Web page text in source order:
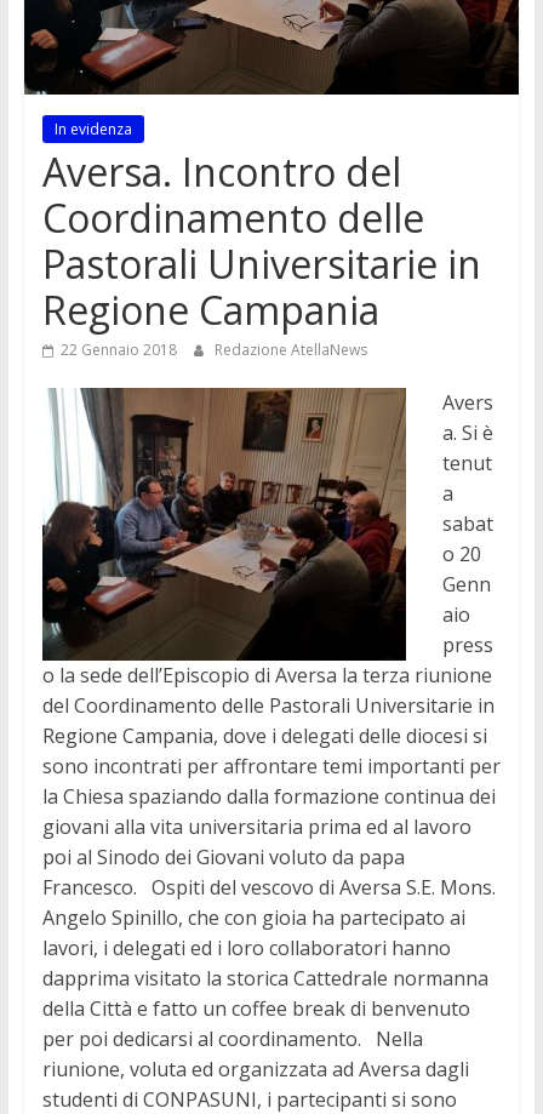
In evidenza
Aversa. Incontro del
Coordinamento delle
Pastorali Universitarie in
Regione Campania
22 Gennaio 2018 Redazione AtellaNews
Avers
a. Si è
tenut
a
sabat
o 20
Genn
aio
press
o la sede dell’Episcopio di Aversa la terza riunione
del Coordinamento delle Pastorali Universitarie in
Regione Campania, dove i delegati delle diocesi si
sono incontrati per affrontare temi importanti per
la Chiesa spaziando dalla formazione continua dei
giovani alla vita universitaria prima ed al lavoro
poi al Sinodo dei Giovani voluto da papa
Francesco. Ospiti del vescovo di Aversa S.E. Mons.
Angelo Spinillo, che con gioia ha partecipato ai
lavori, i delegati ed i loro collaboratori hanno
dapprima visitato la storica Cattedrale normanna
della Città e fatto un coffee break di benvenuto
per poi dedicarsi al coordinamento. Nella
riunione, voluta ed organizzata ad Aversa dagli
studenti di CONPASUNI, i partecipanti si sono